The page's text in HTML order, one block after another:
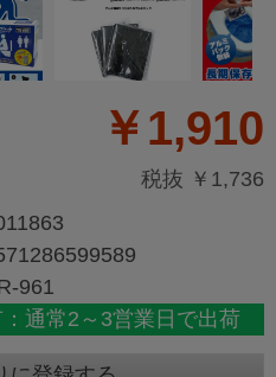
￥1,910
税抜 ￥1,736
961
通常2～3営業日で出荷